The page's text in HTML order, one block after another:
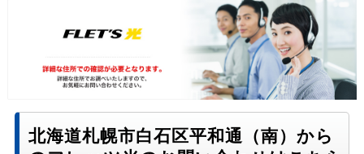
北海道札幌市白石区平和通（南）から